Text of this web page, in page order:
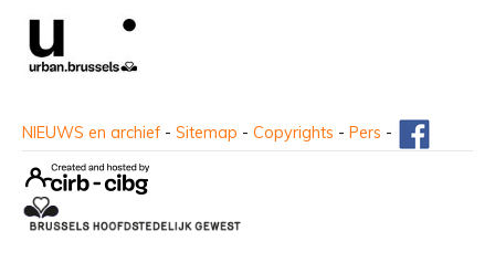
NIEUWS en archief - Sitemap - Copyrights - Pers -